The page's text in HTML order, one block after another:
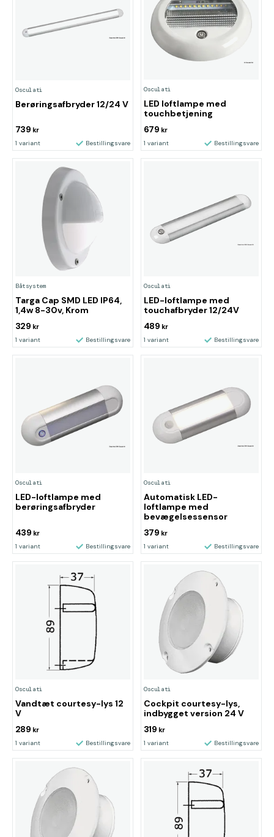
Osculati
Berøringsafbryder 12/24 V
739 kr
1 variant Bestillingsvare
Osculati
LED loftlampe med
touchbetjening
679 kr
1 variant Bestillingsvare
Båtsystem
Targa Cap SMD LED IP64,
1,4w 8-30v, Krom
329 kr
1 variant Bestillingsvare
Osculati
LED-loftlampe med
touchafbryder 12/24V
489 kr
1 variant Bestillingsvare
Osculati
LED-loftlampe med
berøringsafbryder
439 kr
1 variant Bestillingsvare
Osculati
Automatisk LED-
loftlampe med
bevægelsessensor
379 kr
1 variant Bestillingsvare
Osculati
Vandtæt courtesy-lys 12
V
289 kr
1 variant Bestillingsvare
Osculati
Cockpit courtesy-lys,
indbygget version 24 V
319 kr
1 variant Bestillingsvare